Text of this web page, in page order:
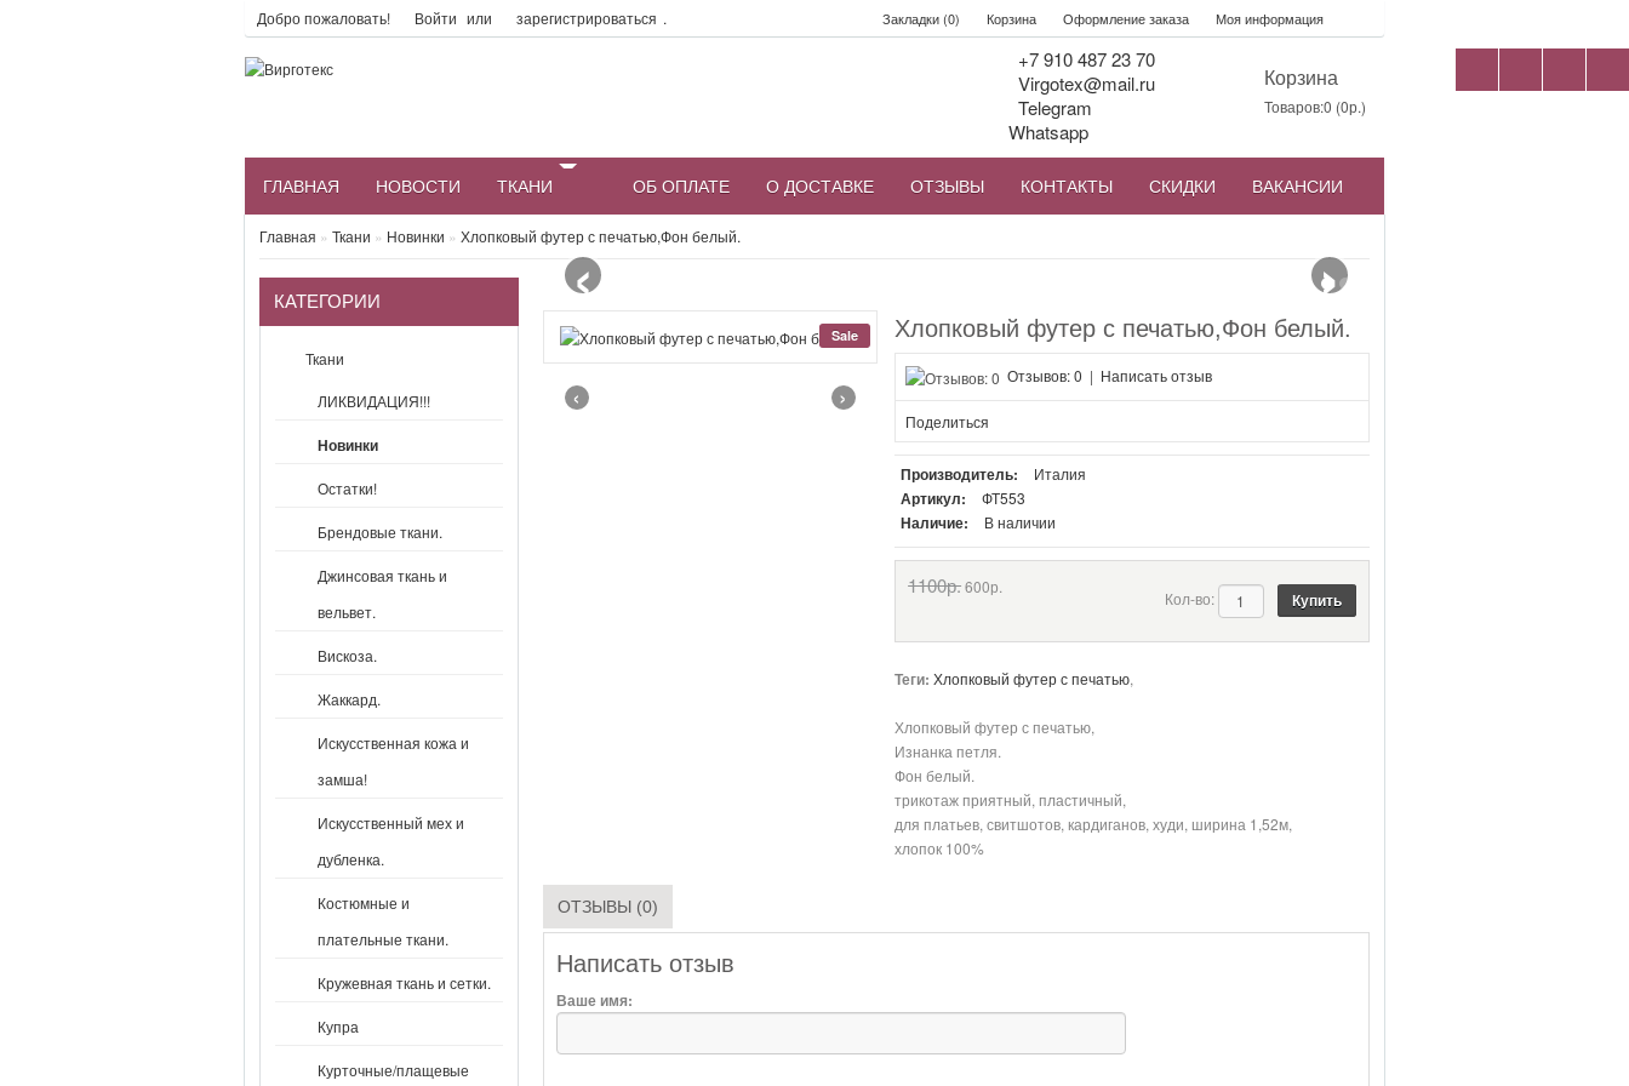
Добро пожаловать! Войти или зарегистрироваться . Закладки (0) Корзина Оформление заказа Моя информация
Корзина
Товаров:0 (0р.)
+7 910 487 23 70
Virgotex@mail.ru
Telegram
Whatsapp
ГЛАВНАЯ НОВОСТИ ТКАНИ ОБ ОПЛАТЕ О ДОСТАВКЕ ОТЗЫВЫ КОНТАКТЫ СКИДКИ ВАКАНСИИ
Главная » Ткани » Новинки » Хлопковый футер с печатью,Фон белый.
КАТЕГОРИИ
Ткани
ЛИКВИДАЦИЯ!!!
Новинки
Остатки!
Брендовые ткани.
Джинсовая ткань и
вельвет.
Вискоза.
Жаккард.
Искусственная кожа и
замша!
Искусственный мех и
дубленка.
Костюмные и
плательные ткани.
Кружевная ткань и сетки.
Купра
Курточные/плащевые
‹ ›
Sale
‹ ›
Хлопковый футер с печатью,Фон белый.
Отзывов: 0 | Написать отзыв
Поделиться
Производитель: Италия
Артикул: ФТ553
Наличие: В наличии
1100р.600р.
Кол-во:
Теги: Хлопковый футер с печатью,
Хлопковый футер с печатью,
Изнанка петля.
Фон белый.
трикотаж приятный, пластичный,
для платьев, свитшотов, кардиганов, худи, ширина 1,52м,
хлопок 100%
ОТЗЫВЫ (0)
Написать отзыв
Ваше имя: